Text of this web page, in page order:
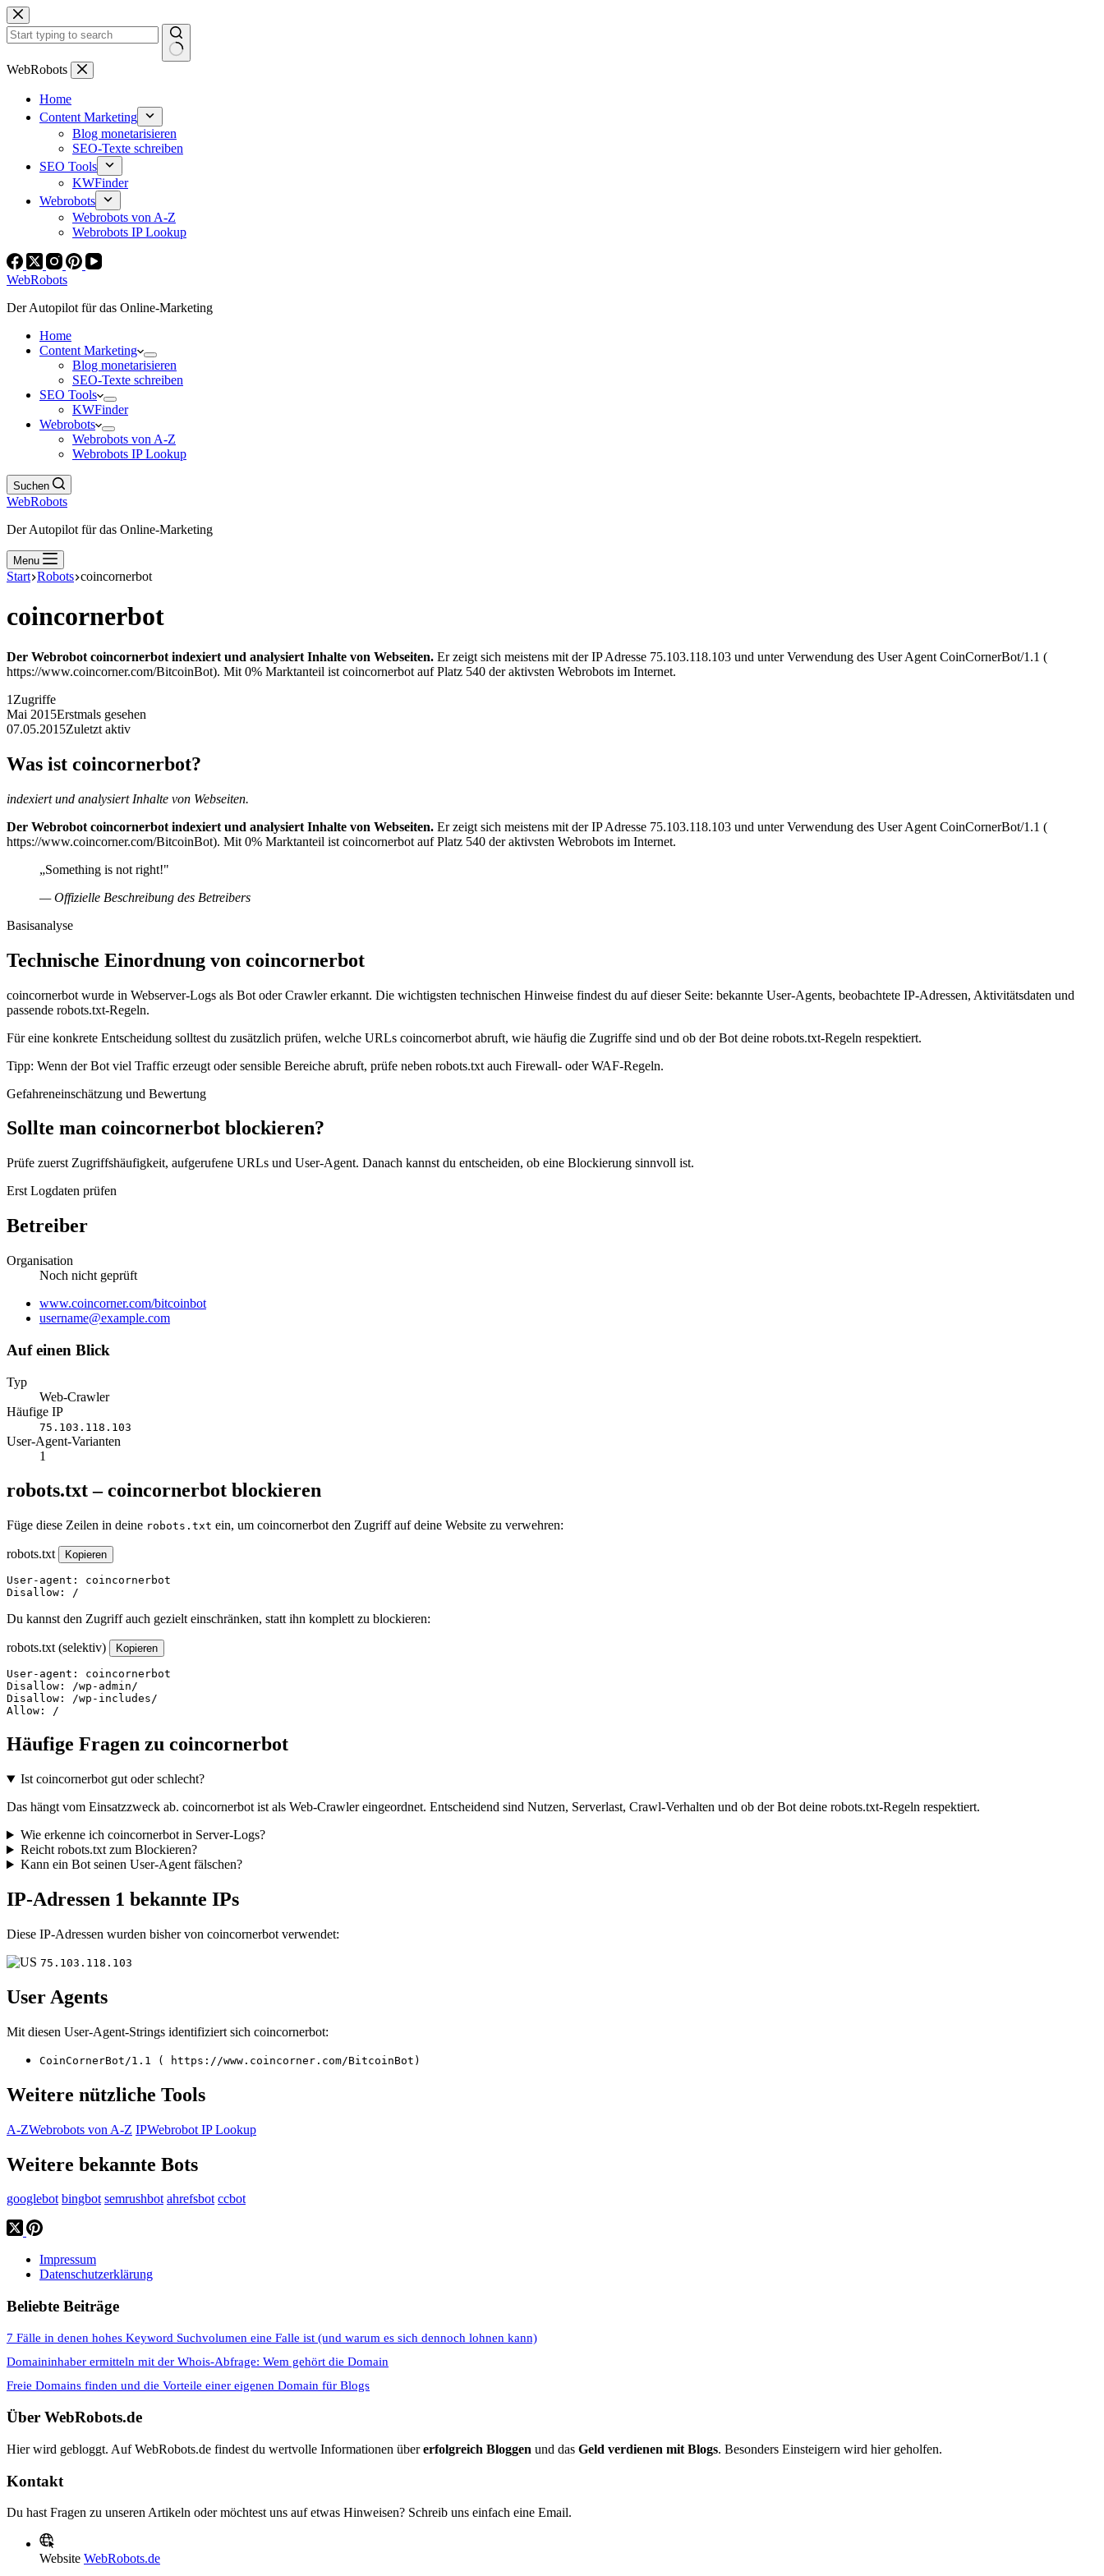
Zum
Inhalt
springen
Keine
WebRobots
Home
Content Marketing
Blog monetarisieren
SEO-Texte schreiben
SEO Tools
KWFinder
Webrobots
Webrobots von A-Z
Webrobots IP Lookup
WebRobots
Der Autopilot für das Online-Marketing
Home
Content Marketing
Blog monetarisieren
SEO-Texte schreiben
SEO Tools
KWFinder
Webrobots
Webrobots von A-Z
Webrobots IP Lookup
Suchen
WebRobots
Der Autopilot für das Online-Marketing
Menu
Start Robots coincornerbot
coincornerbot
Der Webrobot coincornerbot indexiert und analysiert Inhalte von Webseiten. Er zeigt sich meistens mit der IP Adresse 75.103.118.103 und unter Verwendung des User Agent CoinCornerBot/1.1 (
https://www.coincorner.com/BitcoinBot). Mit 0% Marktanteil ist coincornerbot auf Platz 540 der aktivsten Webrobots im Internet.
1 Zugriffe
Mai 2015Erstmals gesehen
07.05.2015Zuletzt aktiv
Was ist coincornerbot?
indexiert und analysiert Inhalte von Webseiten.
Der Webrobot coincornerbot indexiert und analysiert Inhalte von Webseiten. Er zeigt sich meistens mit der IP Adresse 75.103.118.103 und unter Verwendung des User Agent CoinCornerBot/1.1 (
https://www.coincorner.com/BitcoinBot). Mit 0% Marktanteil ist coincornerbot auf Platz 540 der aktivsten Webrobots im Internet.
„Something is not right!"
— Offizielle Beschreibung des Betreibers
Basisanalyse
Technische Einordnung von coincornerbot
coincornerbot wurde in Webserver-Logs als Bot oder Crawler erkannt. Die wichtigsten technischen Hinweise findest du auf dieser Seite: bekannte User-Agents, beobachtete IP-Adressen, Aktivitätsdaten und
passende robots.txt-Regeln.
Für eine konkrete Entscheidung solltest du zusätzlich prüfen, welche URLs coincornerbot abruft, wie häufig die Zugriffe sind und ob der Bot deine robots.txt-Regeln respektiert.
Tipp: Wenn der Bot viel Traffic erzeugt oder sensible Bereiche abruft, prüfe neben robots.txt auch Firewall- oder WAF-Regeln.
Gefahreneinschätzung und Bewertung
Sollte man coincornerbot blockieren?
Prüfe zuerst Zugriffshäufigkeit, aufgerufene URLs und User-Agent. Danach kannst du entscheiden, ob eine Blockierung sinnvoll ist.
Erst Logdaten prüfen
Betreiber
Organisation
Noch nicht geprüft
Website
www.coincorner.com/bitcoinbot
E-
username@example.com
Auf einen Blick
Typ
Web-Crawler
Häufige IP
75.103.118.103
User-Agent-Varianten
1
robots.txt – coincornerbot blockieren
Füge diese Zeilen in deine robots.txt ein, um coincornerbot den Zugriff auf deine Website zu verwehren:
robots.txt Kopieren
User-agent: coincornerbot
Disallow: /
Du kannst den Zugriff auch gezielt einschränken, statt ihn komplett zu blockieren:
robots.txt (selektiv) Kopieren
User-agent: coincornerbot
Disallow: /wp-admin/
Disallow: /wp-includes/
Allow: /
Häufige Fragen zu coincornerbot
Ist coincornerbot gut oder schlecht?
Das hängt vom Einsatzzweck ab. coincornerbot ist als Web-Crawler eingeordnet. Entscheidend sind Nutzen, Serverlast, Crawl-Verhalten und ob der Bot deine robots.txt-Regeln respektiert.
Wie erkenne ich coincornerbot in Server-Logs?
Reicht robots.txt zum Blockieren?
Kann ein Bot seinen User-Agent fälschen?
IP-Adressen 1 bekannte IPs
Diese IP-Adressen wurden bisher von coincornerbot verwendet:
75.103.118.103
User Agents
Mit diesen User-Agent-Strings identifiziert sich coincornerbot:
CoinCornerBot/1.1 ( https://www.coincorner.com/BitcoinBot)
Weitere nützliche Tools
A-ZWebrobots von A-Z IPWebrobot IP Lookup
Weitere bekannte Bots
googlebot bingbot semrushbot ahrefsbot ccbot
Impressum
Datenschutzerklärung
Beliebte Beiträge
7 Fälle in denen hohes Keyword Suchvolumen eine Falle ist (und warum es sich dennoch lohnen kann)
Domaininhaber ermitteln mit der Whois-Abfrage: Wem gehört die Domain
Freie Domains finden und die Vorteile einer eigenen Domain für Blogs
Über WebRobots.de
Hier wird gebloggt. Auf WebRobots.de findest du wertvolle Informationen übererfolgreich Bloggen und das Geld verdienen mit Blogs. Besonders Einsteigern wird hier geholfen.
Kontakt
Du hast Fragen zu unseren Artikeln oder möchtest uns auf etwas Hinweisen? Schreib uns einfach eine Email.
Website WebRobots.de